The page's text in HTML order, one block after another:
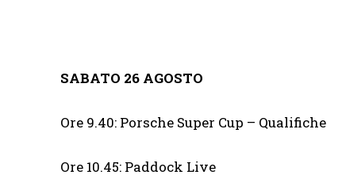
SABATO 26 AGOSTO
Ore 9.40: Porsche Super Cup – Qualifiche
Ore 10.45: Paddock Live